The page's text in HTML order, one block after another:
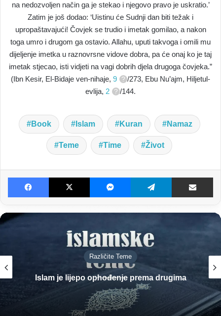
na nedozvoljen način ga je stekao i njegovo pravo je uskratio.’
Zatim je još dodao: ‘Uistinu će Sudnji dan biti težak i
upropaštavajući! Čovjek se trudio i imetak gomilao, a nakon
toga umro i drugom ga ostavio. Allahu, uputi takvoga i omili mu
dijeljenje imetka u raznovrsne vidove dobra, pa će onaj ko je taj
imetak stjecao, isti vidjeti na vagi dobrih djela drugoga čovjeka.”
(Ibn Kesir, El-Bidaje ven-nihaje, 9
/273, Ebu Nu’ajm, Hiljetul-
evlija, 2 /144.
Book Islam Kuran Namaz
Teme Time Život
Facebook X Messenger Telegram
Porodični Život
Zabrane u pogledu braka (1.dio)